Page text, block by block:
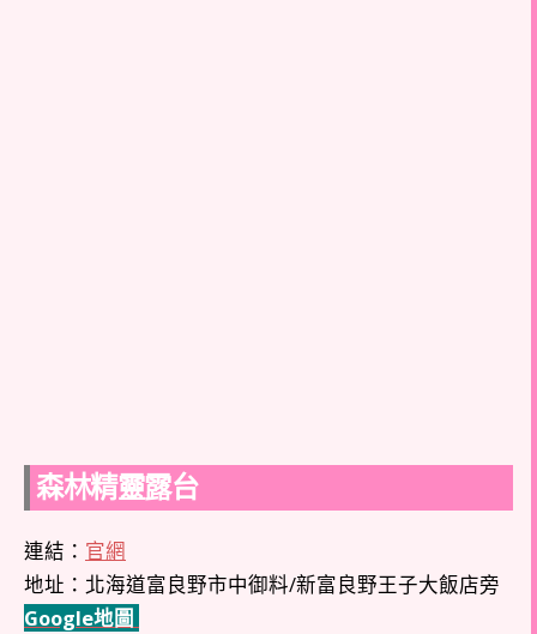
森林精靈露台
連結： 官網
地址：北海道富良野市中御料/新富良野王子大飯店旁
Google地圖